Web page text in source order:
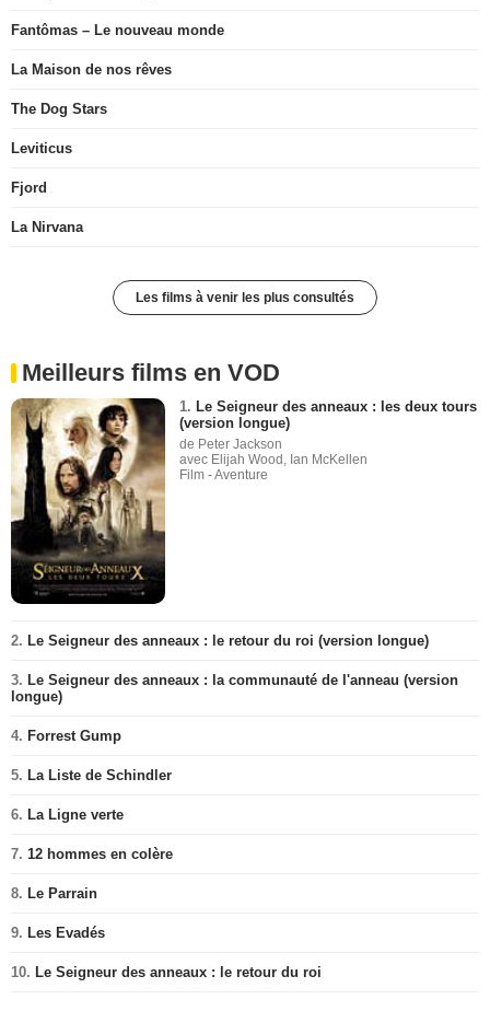
Fantômas – Le nouveau monde
La Maison de nos rêves
The Dog Stars
Leviticus
Fjord
La Nirvana
Les films à venir les plus consultés
Meilleurs films en VOD
1. Le Seigneur des anneaux : les deux tours
(version longue)
de Peter Jackson
avec Elijah Wood, Ian McKellen
Film - Aventure
2. Le Seigneur des anneaux : le retour du roi (version longue)
3. Le Seigneur des anneaux : la communauté de l'anneau (version
longue)
4. Forrest Gump
5. La Liste de Schindler
6. La Ligne verte
7. 12 hommes en colère
8. Le Parrain
9. Les Evadés
10. Le Seigneur des anneaux : le retour du roi